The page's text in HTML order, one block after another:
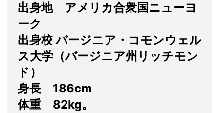
出身地 アメリカ合衆国ニューヨ
ーク
出身校 バージニア・コモンウェル
ス大学（バージニア州リッチモン
ド）
身長 186cm
体重 82kg。